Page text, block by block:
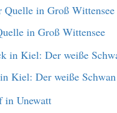
in Groß Wittensee
Kiel: Der weiße Schwan